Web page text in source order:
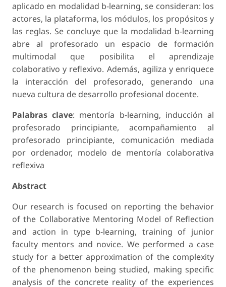
aplicado en modalidad b-learning, se consideran: los
actores, la plataforma, los módulos, los propósitos y
las reglas. Se concluye que la modalidad b-learning
abre al profesorado un espacio de formación
multimodal que posibilita el aprendizaje
colaborativo y reflexivo. Además, agiliza y enriquece
la interacción del profesorado, generando una
nueva cultura de desarrollo profesional docente.
Palabras clave: mentoría b-learning, inducción al
profesorado principiante, acompañamiento al
profesorado principiante, comunicación mediada
por ordenador, modelo de mentoría colaborativa
reflexiva
Abstract
Our research is focused on reporting the behavior
of the Collaborative Mentoring Model of Reflection
and action in type b-learning, training of junior
faculty mentors and novice. We performed a case
study for a better approximation of the complexity
of the phenomenon being studied, making specific
analysis of the concrete reality of the experiences